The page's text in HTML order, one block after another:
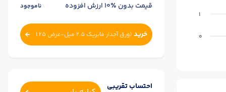
1
0
قیمت بدون ٪۱۰ ارزش افزوده ناموجود
خرید (
ورق آجدار فابریک 2.5 میل-عرض 1.25
متر-رول)
احتساب تقریبی